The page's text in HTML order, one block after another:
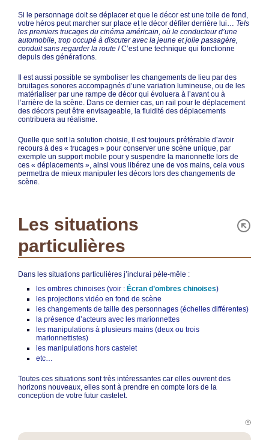
Si le personnage doit se déplacer et que le décor est une toile de fond,
votre héros peut marcher sur place et le décor défiler derrière lui… Tels
les premiers trucages du cinéma américain, où le conducteur d’une
automobile, trop occupé à discuter avec la jeune et jolie passagère,
conduit sans regarder la route !C’est une technique qui fonctionne
depuis des générations.
Il est aussi possible se symboliser les changements de lieu par des
bruitages sonores accompagnés d’une variation lumineuse, ou de les
matérialiser par une rampe de décor qui évoluera à l’avant ou à
l’arrière de la scène. Dans ce dernier cas, un rail pour le déplacement
des décors peut être envisageable, la fluidité des déplacements
contribuera au réalisme.
Quelle que soit la solution choisie, il est toujours préférable d’avoir
recours à des « trucages » pour conserver une scène unique, par
exemple un support mobile pour y suspendre la marionnette lors de
ces « déplacements », ainsi vous libérez une de vos mains, cela vous
permettra de mieux manipuler les décors lors des changements de
scène.
Les situations
particulières
Dans les situations particulières j’inclurai pèle-mêle :
les ombres chinoises (voir :Écran d’ombres chinoises)
les projections vidéo en fond de scène
les changements de taille des personnages (échelles différentes)
la présence d’acteurs avec les marionnettes
les manipulations à plusieurs mains (deux ou trois
marionnettistes)
les manipulations hors castelet
etc…
Toutes ces situations sont très intéressantes car elles ouvrent des
horizons nouveaux, elles sont à prendre en compte lors de la
conception de votre futur castelet.